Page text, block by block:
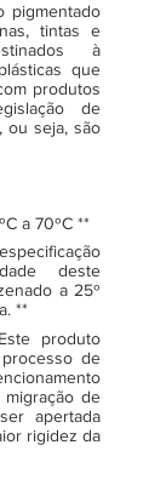
pigmentado
tintas e
à
que
produtos
de
ou seja, são
a 70ºC **
deste
a 25º
**
Este produto
de
de
apertada
rigidez da